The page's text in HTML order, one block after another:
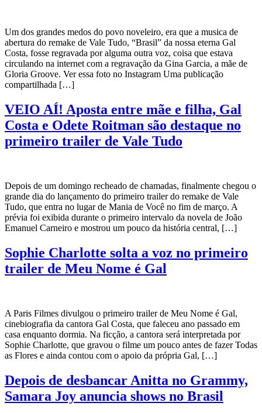
Um dos grandes medos do povo noveleiro, era que a musica de
abertura do remake de Vale Tudo, “Brasil” da nossa eterna Gal
Costa, fosse regravada por alguma outra voz, coisa que estava
circulando na internet com a regravação da Gina Garcia, a mãe de
Gloria Groove. Ver essa foto no Instagram Uma publicação
compartilhada […]
VEIO AÍ! Aposta entre mãe e filha, Gal
Costa e Odete Roitman são destaque no
primeiro trailer de Vale Tudo
Depois de um domingo recheado de chamadas, finalmente chegou o
grande dia do lançamento do primeiro trailer do remake de Vale
Tudo, que entra no lugar de Mania de Você no fim de março. A
prévia foi exibida durante o primeiro intervalo da novela de João
Emanuel Carneiro e mostrou um pouco da história central, […]
Sophie Charlotte solta a voz no primeiro
trailer de Meu Nome é Gal
A Paris Filmes divulgou o primeiro trailer de Meu Nome é Gal,
cinebiografia da cantora Gal Costa, que faleceu ano passado em
casa enquanto dormia. Na ficção, a cantora será interpretada por
Sophie Charlotte, que gravou o filme um pouco antes de fazer Todas
as Flores e ainda contou com o apoio da própria Gal, […]
Depois de desbancar Anitta no Grammy,
Samara Joy anuncia shows no Brasil